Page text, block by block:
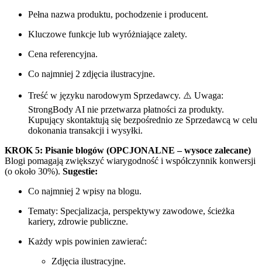
Pełna nazwa produktu, pochodzenie i producent.
Kluczowe funkcje lub wyróżniające zalety.
Cena referencyjna.
Co najmniej 2 zdjęcia ilustracyjne.
Treść w języku narodowym Sprzedawcy. ⚠️ Uwaga:
StrongBody AI nie przetwarza płatności za produkty.
Kupujący skontaktują się bezpośrednio ze Sprzedawcą w celu
dokonania transakcji i wysyłki.
KROK 5: Pisanie blogów (OPCJONALNE – wysoce zalecane)
Blogi pomagają zwiększyć wiarygodność i współczynnik konwersji
(o około 30%). Sugestie:
Co najmniej 2 wpisy na blogu.
Tematy: Specjalizacja, perspektywy zawodowe, ścieżka
kariery, zdrowie publiczne.
Każdy wpis powinien zawierać:
Zdjęcia ilustracyjne.